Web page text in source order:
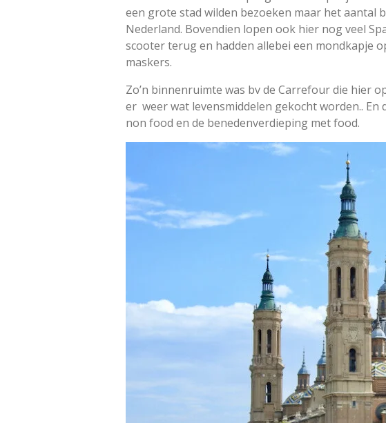
een grote stad wilden bezoeken maar het aantal
Nederland. Bovendien lopen ook hier nog veel
scooter terug en hadden allebei een mondkapje
maskers.
Zo’n binnenruimte was bv de Carrefour die hier
er weer wat levensmiddelen gekocht worden..
non food en de benedenverdieping met food.